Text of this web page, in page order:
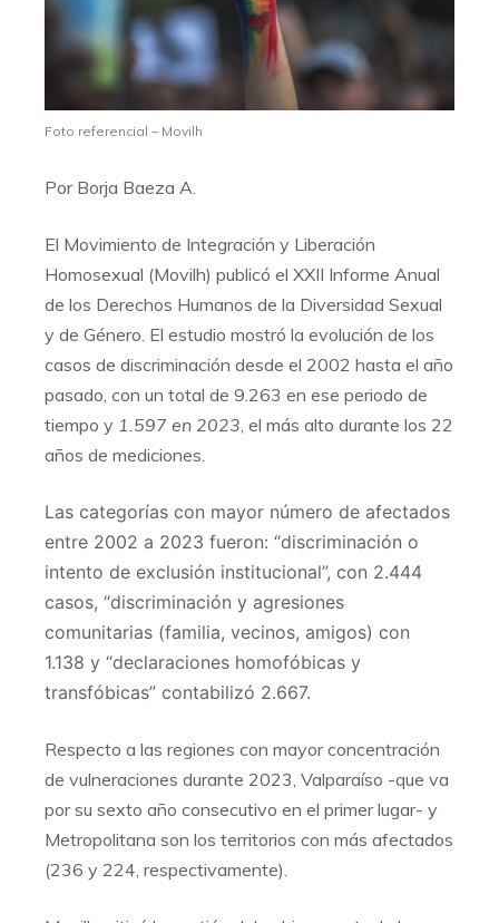
Foto referencial – Movilh
Por Borja Baeza A.
El Movimiento de Integración y Liberación
Homosexual (Movilh) publicó el XXII Informe Anual
de los Derechos Humanos de la Diversidad Sexual
y de Género. El estudio mostró la evolución de los
casos de discriminación desde el 2002 hasta el año
pasado, con un total de 9.263 en ese periodo de
tiempo y 1.597 en 2023 , el más alto durante los 22
años de mediciones.
Las categorías con mayor número de afectados
entre 2002 a 2023 fueron: “discriminación o
intento de exclusión institucional”, con 2.444
casos, “discriminación y agresiones
comunitarias (familia, vecinos, amigos) con
1.138 y “declaraciones homofóbicas y
transfóbicas” contabilizó 2.667.
Respecto a las regiones con mayor concentración
de vulneraciones durante 2023, Valparaíso -que va
por su sexto año consecutivo en el primer lugar- y
Metropolitana son los territorios con más afectados
(236 y 224, respectivamente).